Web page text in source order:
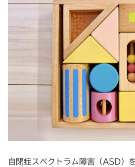
自閉症スペクトラム障害（ASD）